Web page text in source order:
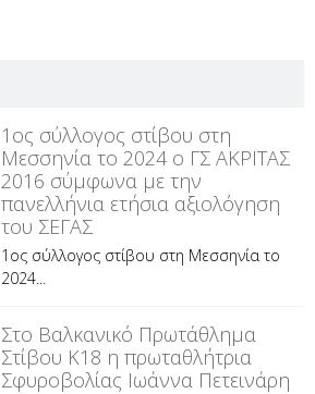
1ος σύλλογος στίβου στη
Μεσσηνία το 2024 ο ΓΣ ΑΚΡΙΤΑΣ
2016 σύμφωνα με την
πανελλήνια ετήσια αξιολόγηση
του ΣΕΓΑΣ
1ος σύλλογος στίβου στη Μεσσηνία το
2024...
Στο Βαλκανικό Πρωτάθλημα
Στίβου Κ18 η πρωταθλήτρια
Σφυροβολίας Ιωάννα Πετεινάρη